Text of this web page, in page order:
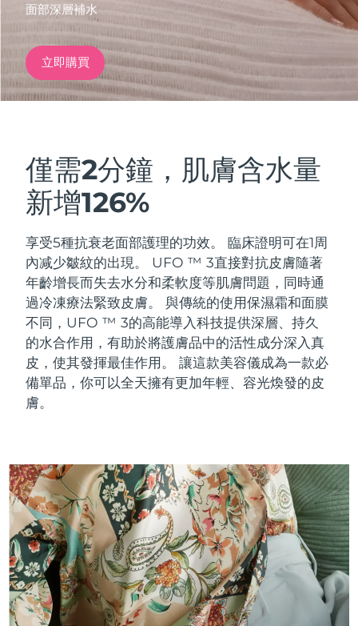
面部深層補水
立即購買
僅需2分鐘，肌膚含水量
新增126%
享受5種抗衰老面部護理的功效。 臨床證明可在1周
內减少皺紋的出現。 UFO ™ 3直接對抗皮膚隨著
年齡增長而失去水分和柔軟度等肌膚問題，同時通
過冷凍療法緊致皮膚。
與傳統的使用保濕霜和面膜
不同，UFO ™ 3的高能導入科技提供深層、持久
的水合作用，有助於將護膚品中的活性成分深入真
皮，使其發揮最佳作用。 讓這款美容儀成為一款必
備單品，你可以全天擁有更加年輕、容光煥發的皮
膚。
紅光療法
LUNA™ 4 套裝
Anti-aging massage
LUNA™ 4 Plus
Massage, LED heating
LUNA™ 4 mini
For young skin, T-zone
LUNA™ 4 go
For travel or gym bag
BEAR™ 2 套裝
Microcurrent toning
BEAR™ 2 go
Microcurrent toning on-the-go
面部提拉護理
Premium anti-aging skincare
BEAR™ 設備
All premium facelift devices
補水保濕
UFO™ 3 套裝
Deep facial hydration
device
UFO™ 3 mini
Red light therapy device for young skin
UFO™ 3 go
Portable red light therapy
口腔護理
issa™ 4
Hybrid silicone sonic toothbrush
issa™ 4 smile
Hybrid silicone sonic toothbrush
issa™ 4 baby
For ages 0-3
FAQ™ 抗老護理
抗老
FAQ™ 101
Clinical anti-aging
FAQ™ 102
Advanced clinical anti-aging
LED 護理
FAQ™ 201
LED mask
FAQ™ 202
LED mask
生髮
FAQ™ 301
LED hair strengthening scalp massager
肌膚年輕化
NEW
FAQ™ 501
Full-Spectrum Red Light Therapy
NEW
德國 預計送達日期 8/9/26
加拿大 預計送達日期
奧地利 預計送達日期 8/9/26
巴林
比利時 預計送達日期 8/9/26
百慕達 預計送達日期8/15/26
波士尼亞與赫塞哥維納 預計送達日期8/12/26
汶萊 預計送達日期8/14/26
保加利亞 預計送達日期8/9/26
中國 預計送達日期8/9/26
哥倫比亞 預計送達日期8/13/26
克羅埃西亞 預計送達日期 8/9/26
賽普勒斯 預計送達日期 8/10/26